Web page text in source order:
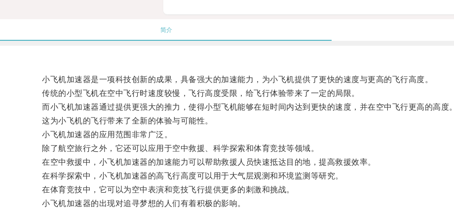
简介
小飞机加速器是一项科技创新的成果，具备强大的加速能力，为小飞机提供了更快的速度与更高的飞行高度。
传统的小型飞机在空中飞行时速度较慢，飞行高度受限，给飞行体验带来了一定的局限。
而小飞机加速器通过提供更强大的推力，使得小型飞机能够在短时间内达到更快的速度，并在空中飞行更高的高度。
这为小飞机的飞行带来了全新的体验与可能性。
小飞机加速器的应用范围非常广泛。
除了航空旅行之外，它还可以应用于空中救援、科学探索和体育竞技等领域。
在空中救援中，小飞机加速器的加速能力可以帮助救援人员快速抵达目的地，提高救援效率。
在科学探索中，小飞机加速器的高飞行高度可以用于大气层观测和环境监测等研究。
在体育竞技中，它可以为空中表演和竞技飞行提供更多的刺激和挑战。
小飞机加速器的出现对追寻梦想的人们有着积极的影响。